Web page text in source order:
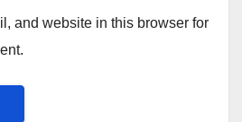
and website in this browser for